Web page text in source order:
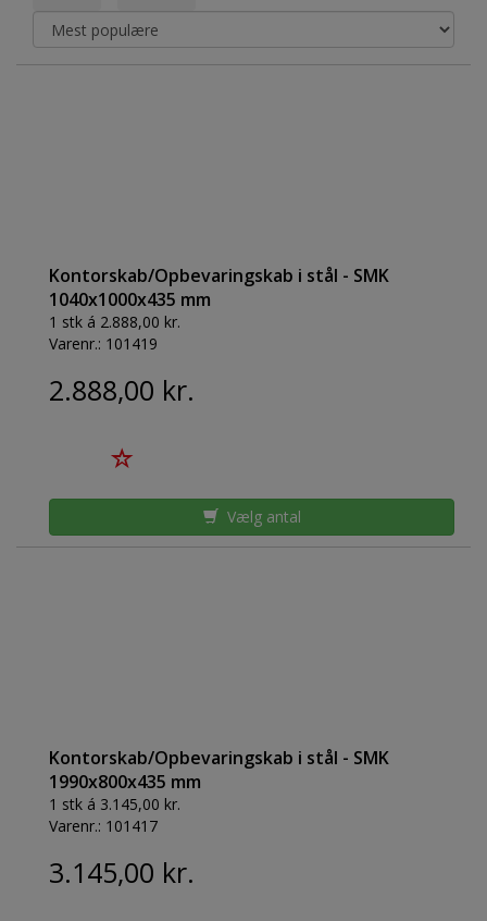
Kontorskab/Opbevaringskab i stål - SMK
1040x1000x435 mm
1 stk á 2.888,00 kr.
Varenr.: 101419
2.888,00 kr.
Vælg antal
Kontorskab/Opbevaringskab i stål - SMK
1990x800x435 mm
1 stk á 3.145,00 kr.
Varenr.: 101417
3.145,00 kr.